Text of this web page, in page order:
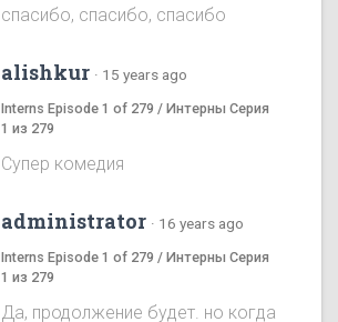
спасибо, спасибо, спасибо
alishkur · 15 years ago
Interns Episode 1 of 279 / Интерны Серия
1 из 279
Супер комедия
administrator · 16 years ago
Interns Episode 1 of 279 / Интерны Серия
1 из 279
Да, продолжение будет. но когда